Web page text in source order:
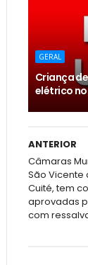
GERAL
Criança
elétrico
ANTERIOR
Câmaras
São Vicente
Cuité, tem
aprovadas
com